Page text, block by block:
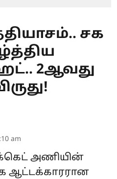
சக
2ஆவது
am
அணியின்
ஆட்டக்காரரான